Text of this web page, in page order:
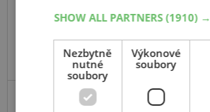
SHOW ALL PARTNERS(1910) →
Nezbytně
nutné
soubory
Výkonové
soubory